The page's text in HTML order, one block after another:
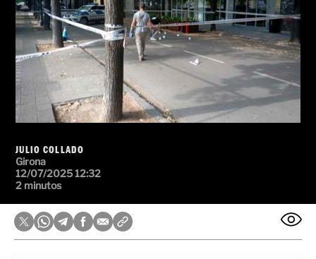
JULIO COLLADO
Girona
12/07/2025 12:32
2 minutos